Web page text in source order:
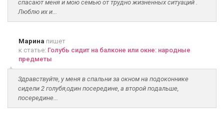
спасают меня и мою семью от трудно жизненных ситуаций .
Люблю их и...
Марина пишет
к статье: Голубь сидит на балконе или окне: народные
предметы
Здравствуйте, у меня в спальни за окном на подоконнике
сидели 2 голубя,один посередине, а второй подальше,
посередине...